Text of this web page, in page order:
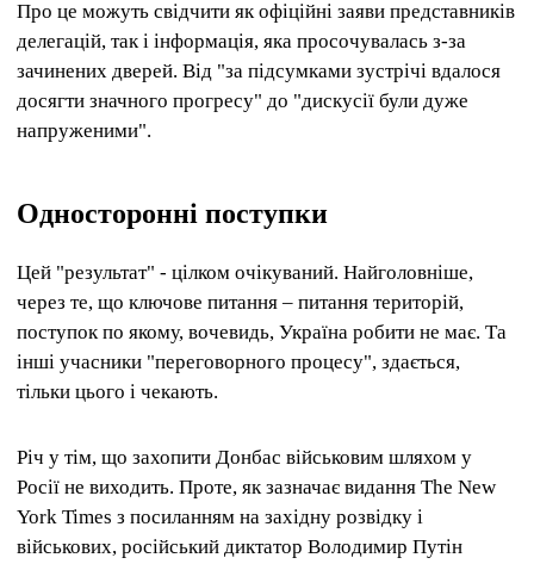
Про це можуть свідчити як офіційні заяви представників
делегацій, так і інформація, яка просочувалась з-за
зачинених дверей. Від "за підсумками зустрічі вдалося
досягти значного прогресу" до "дискусії були дуже
напруженими".
Односторонні поступки
Цей "результат" - цілком очікуваний. Найголовніше,
через те, що ключове питання – питання територій,
поступок по якому, вочевидь, Україна робити не має. Та
інші учасники "переговорного процесу", здається,
тільки цього і чекають.
Річ у тім, що захопити Донбас військовим шляхом у
Росії не виходить. Проте, як зазначає видання The New
York Times з посиланням на західну розвідку і
військових, російський диктатор Володимир Путін